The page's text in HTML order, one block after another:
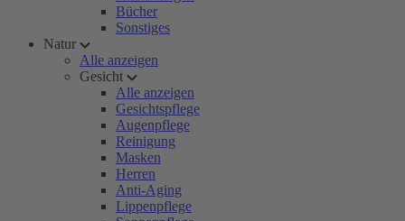
Bücher
Sonstiges
Natur
Alle anzeigen
Gesicht
Alle anzeigen
Gesichtspflege
Augenpflege
Reinigung
Masken
Herren
Anti-Aging
Lippenpflege